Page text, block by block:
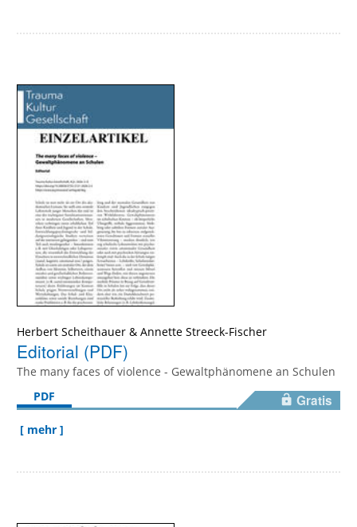
Herbert Scheithauer & Annette Streeck-Fischer
Editorial (PDF)
The many faces of violence - Gewaltphänomene an Schulen
PDF
Gratis
[ mehr ]